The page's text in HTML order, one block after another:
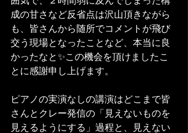
成の甘さなど反省点は沢山頂きながら
も、皆さんから随所でコメントが飛び
交う現場となったことなど、本当に良
かったなと✨この機会を頂けましたこ
とに感謝申し上げます。
ピアノの実演なしの講演はどこまで皆
さんとクレー発信の「見えないものを
見えるようにする」過程と、見えない